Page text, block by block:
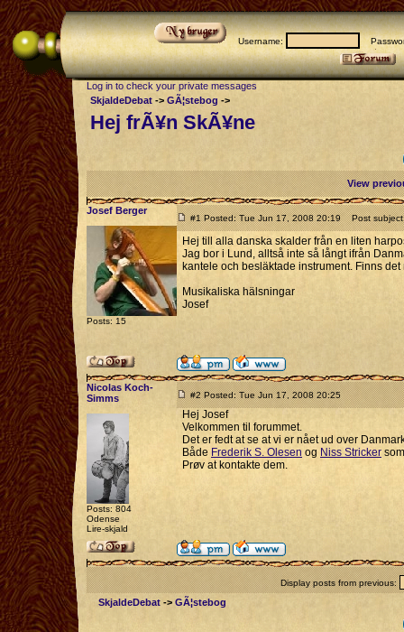
Username:
Log in to check your private messages
SkjaldeDebat -> GÃ¦stebog ->
Hej frÃ¥n SkÃ¥ne
View
Josef Berger
Posts: 15
#1 Posted: Tue Jun 17, 2008 20:19 Post subject:
Hej till alla danska skalder från en liten
Jag bor i Lund, alltså inte så långt ifrån
kantele och besläktade instrument. Finns
Musikaliska hälsningar
Josef
Nicolas Koch-
Simms
Posts: 804
Odense
Lire-skjald
#2 Posted: Tue Jun 17, 2008 20:25
Hej Josef
Velkommen til forummet.
Det er fedt at se at vi er nået ud over
Både Frederik S. Olesen og Niss Stricker
Prøv at kontakte dem.
Display posts from previous:
SkjaldeDebat -> GÃ¦stebog